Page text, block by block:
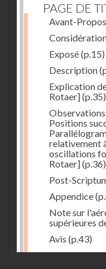
PAGE DE
Avant-Propos
Exposé(p.15)
Description
Explication
Rotaer](p.35)
Positions
relativement
oscillations
Rotaer](p.36)
Post-
Appendice
Note sur
supérieures
Avis (p.43)
Historique